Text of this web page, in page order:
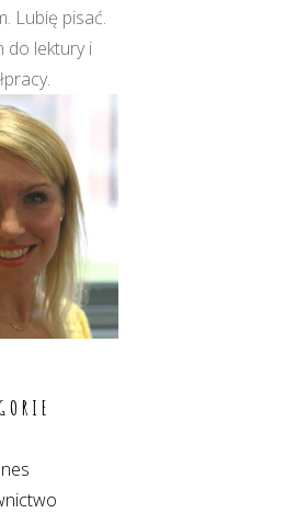
Lubię pisać.
do lektury i